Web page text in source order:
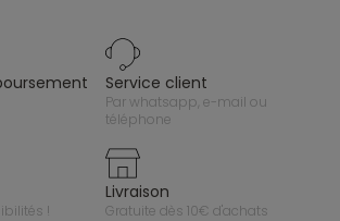
service client
par whatsapp, e-mail ou
téléphone
!
livraison
gratuite dès 10€ d'achats